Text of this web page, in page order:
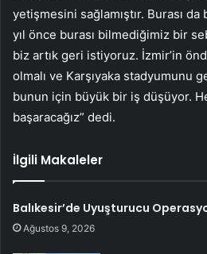
yetişmesini sağlamıştır. Burası da
yıl önce burası bilmediğimiz bir
biz artık geri istiyoruz. İzmir’in
olmalı ve Karşıyaka stadyumunu
bunun için büyük bir iş düşüyor.
başaracağız” dedi.
İlgili Makaleler
Balıkesir’de Uyuşturucu
Ağustos 9, 2026